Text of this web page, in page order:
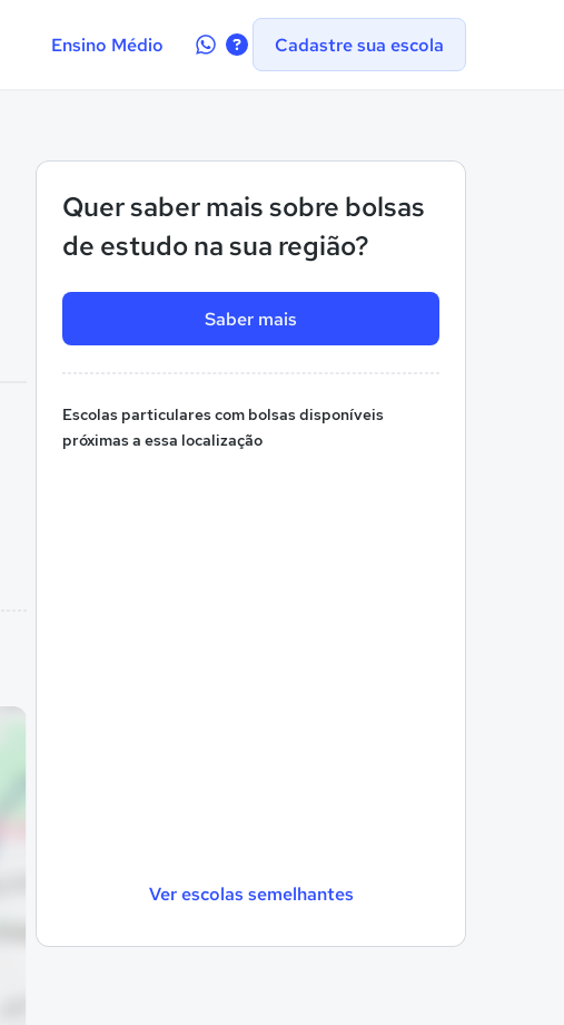
Ensino Médio
Contate-Cadastre sua escola
Quer saber mais sobre bolsas
de estudo na sua região?
Saber mais
Escolas particulares com bolsas disponíveis
próximas a essa localização
Ver escolas semelhantes